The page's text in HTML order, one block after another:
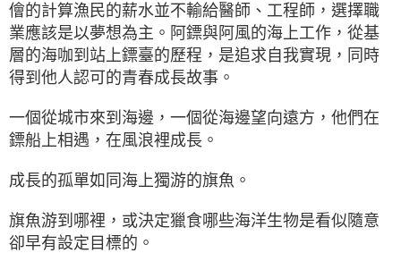
儈的計算漁民的薪水並不輸給醫師、工程師，選擇職
業應該是以夢想為主。阿鏢與阿風的海上工作，從基
層的海咖到站上鏢臺的歷程，是追求自我實現，同時
得到他人認可的青春成長故事。
一個從城市來到海邊，一個從海邊望向遠方，他們在
鏢船上相遇，在風浪裡成長。
成長的孤單如同海上獨游的旗魚。
旗魚游到哪裡，或決定獵食哪些海洋生物是看似隨意
卻早有設定目標的。